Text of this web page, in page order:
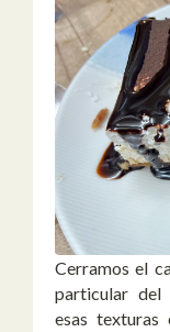
Cerramos el
particular del
esas texturas